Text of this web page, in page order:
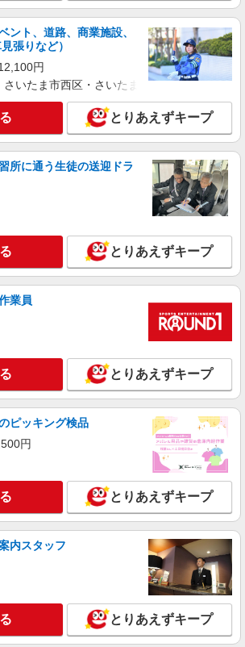
全支給(ガソリン代含む)＞
【熊谷市】 熊谷駅
詳細を見る
2067203
谷駅＊年齢不問◎未経験から安定した業界へ
サ高住
時給1600円〜2250円 ＜日払い有/週払い有/交
詳細を見る
熊谷駅≫高級シニアマンションで見回り/生
時給1600円〜2250円 ＜日払い有/週払い有/交
費全支給(ガソリン代含む)＞
【熊谷市】 熊谷駅
詳細を見る
谷駅★未経験OKの人間関係に悩まない職場
★サ高住スタッフ
時給1600円〜2250円 ＜日払い有/週払い有/交
詳細を見る
ント、道路、商業施設、
張りなど）
円
さいたま市西区・さいたま市岩槻区・久喜市・
とりあえずキープ
所に通う生徒の送迎ドラ
とりあえずキープ
業員
とりあえずキープ
ピッキング検品
円
とりあえずキープ
内スタッフ
とりあえずキープ